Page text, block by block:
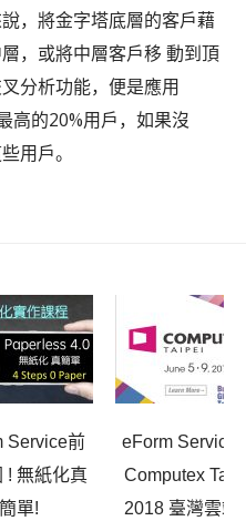
，將金字塔底層的客戶藉
，或將中層客戶移 動到頂
分析功能，便是應用
高的20%用戶，如果沒
用戶。
Service前
! 無紙化真
簡單!
eForm Service
Computex
2018 臺灣雲端